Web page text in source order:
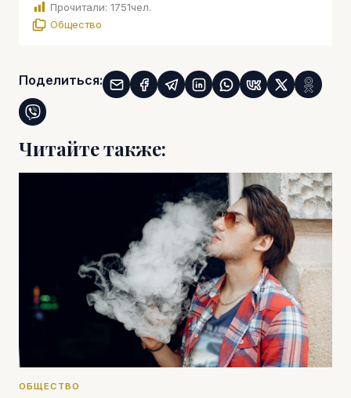
Прочитали: 1751чел.
Общество
Поделиться:
Читайте также:
ОБЩЕСТВО